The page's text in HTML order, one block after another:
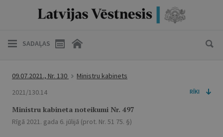
SADAĻAS
09.07.2021., Nr. 130
Ministru kabinets
2021/130.14
RĪKI
Ministru kabineta noteikumi Nr. 497
Rīgā 2021. gada 6. jūlijā (prot. Nr. 51 75. §)